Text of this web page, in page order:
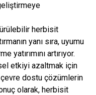
herbisit
yanı sıra, uyumu
yatırımını artırıyor.
etkiyi azaltmak için
dostu çözümlerin
olarak, herbisit